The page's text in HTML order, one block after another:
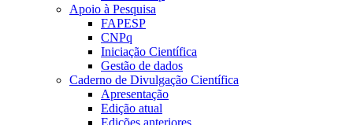
Apoio à Pesquisa
FAPESP
CNPq
Iniciação Científica
Gestão de dados
Caderno de Divulgação Científica
Apresentação
Edição atual
Edições anteriores